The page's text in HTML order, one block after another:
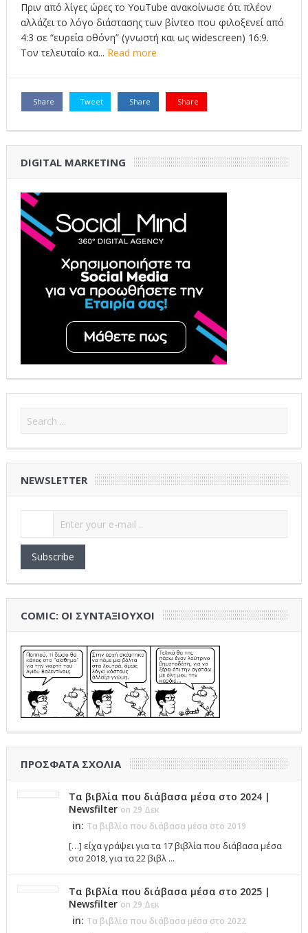
Τρία Βήματα Μπροστά για Σένα και την Επιχείρησή σου
Όψεις και Απόψεις
Αξίζει άραγε?
Πριν από λίγες ώρες το YouTube ανακοίνωσε ότι πλέον
αλλάζει το λόγο διάστασης των βίντεο που φιλοξενεί από
4:3 σε “ευρεία οθόνη” (γνωστή και ως widescreen) 16:9.
Τον τελευταίο κα... Read more
Share Tweet Share Share
DIGITAL MARKETING
NEWSLETTER
Subscribe
COMIC: ΟΙ ΣΥΝΤΑΞΙΟΎΧΟΙ
ΠΡΌΣΦΑΤΑ ΣΧΌΛΙΑ
Τα βιβλία που διάβασα μέσα στο 2024 |
Newsfilter on 29 Δεκ
in: Τα βιβλία που διάβασα μέσα στο 2019
[…] είχα γράψει για τα 17 βιβλία που διάβασα μέσα
στο 2018, για τα 22 βιβλ ...
Τα βιβλία που διάβασα μέσα στο 2025 |
Newsfilter on 29 Δεκ
in: Τα βιβλία που διάβασα μέσα στο 2022